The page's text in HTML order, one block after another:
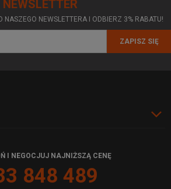
NEWSLETTER
NASZEGO NEWSLETTERA I ODBIERZ 3% RABATU!
ZAPISZ SIĘ
I NEGOCJUJ NAJNIŻSZĄ CENĘ
848 489